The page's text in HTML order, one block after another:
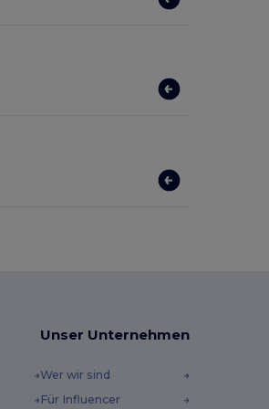
Unser Unternehmen
Wer wir sind
Für Influencer